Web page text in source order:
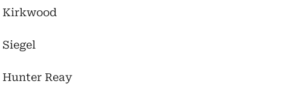
Kirkwood
Siegel
Hunter Reay